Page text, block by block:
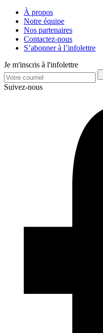
À propos
Notre équipe
Nos partenaires
Contactez-nous
S’abonner à l’infolettre
Je m'inscris à l'infolettre
Suivez-nous